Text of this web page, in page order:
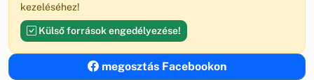
kezeléséhez!
Külső források engedélyezése!
megosztás Facebookon